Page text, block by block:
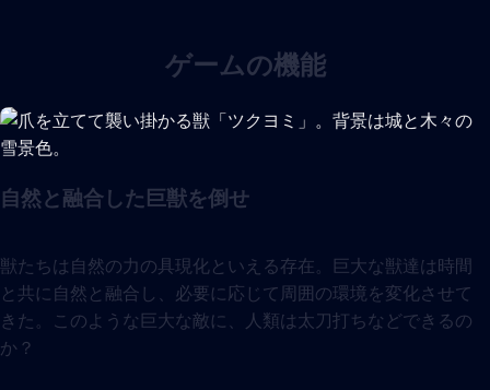
ゲームの機能
自然と融合した巨獣を倒せ
獣たちは自然の力の具現化といえる存在。巨大な獣達は時間
と共に自然と融合し、必要に応じて周囲の環境を変化させて
きた。このような巨大な敵に、人類は太刀打ちなどできるの
か？